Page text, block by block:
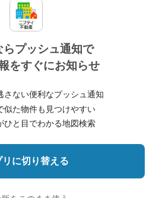
らプッシュ通知で
をすぐにお知らせ
さない便利なプッシュ通知
似た物件も見つけやすい
ひと目でわかる地図検索
リに切り替える
ポリシー 利用規約
問い合わせ 採用情報
Lifestyle Co., Ltd.